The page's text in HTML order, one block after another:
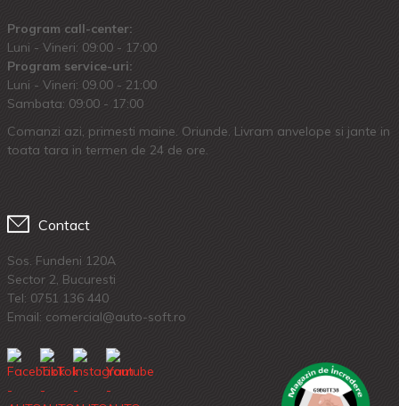
Program call-center:
Luni - Vineri: 09:00 - 17:00
Program service-uri:
Luni - Vineri: 09.00 - 21:00
Sambata: 09:00 - 17:00
Comanzi azi, primesti maine. Oriunde. Livram anvelope si jante in
toata tara in termen de 24 de ore.
Contact
Sos. Fundeni 120A
Sector 2, Bucuresti
Tel: 0751 136 440
Email: comercial@auto-soft.ro